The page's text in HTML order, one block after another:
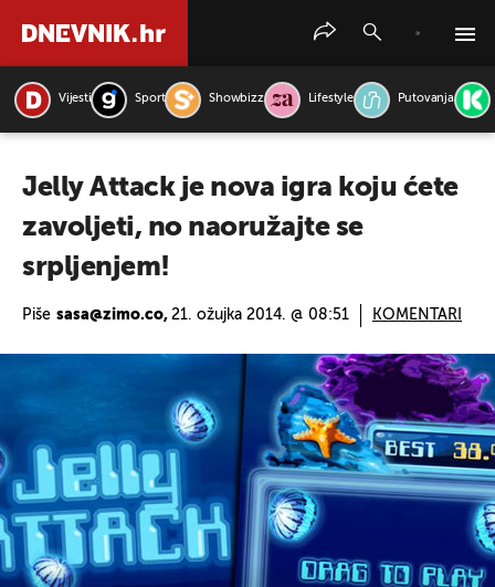
Vijesti Sport Showbizz Lifestyle Putovanja
Jelly Attack je nova igra koju ćete
zavoljeti, no naoružajte se
srpljenjem!
Piše sasa@zimo.co, 21. ožujka 2014. @ 08:51 KOMENTARI
PRETRAŽITE VIJESTI